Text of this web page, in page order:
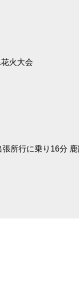
火大会
所行に乗り16分